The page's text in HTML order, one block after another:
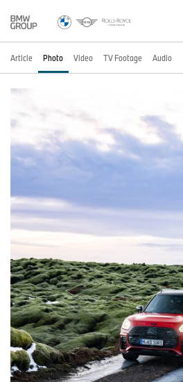
Article Photo Video TV Footage Audio